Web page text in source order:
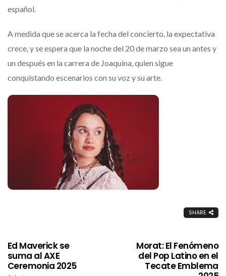
español.
A medida que se acerca la fecha del concierto, la expectativa
crece, y se espera que la noche del 20 de marzo sea un antes y
un después en la carrera de Joaquina, quien sigue
conquistando escenarios con su voz y su arte.
SHARE
Ed Maverick se
suma al AXE
Ceremonia 2025
Morat: El Fenómeno
del Pop Latino en el
Tecate Emblema